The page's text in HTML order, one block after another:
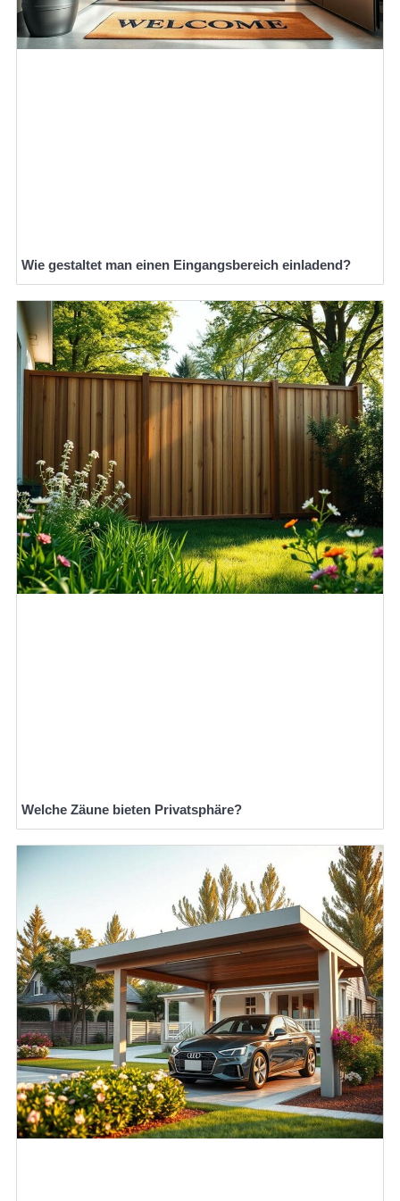
Wie gestaltet man einen Eingangsbereich einladend?
Welche Zäune bieten Privatsphäre?